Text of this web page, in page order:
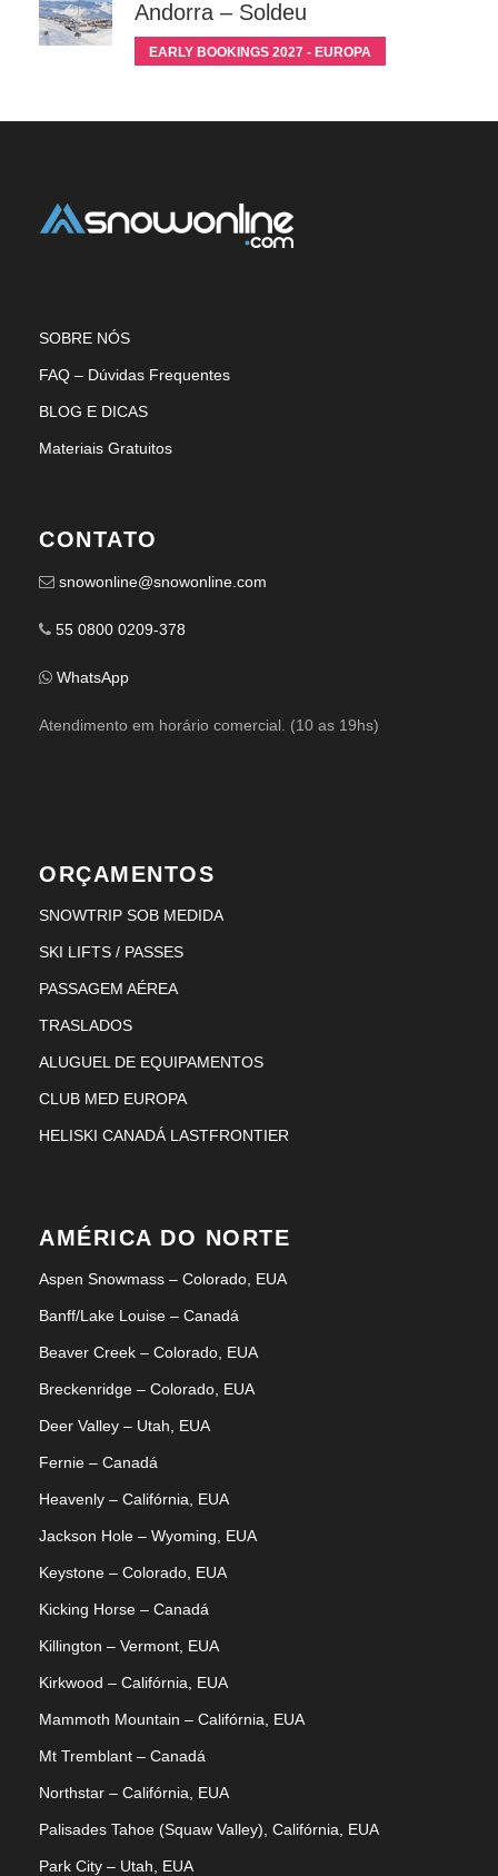
Andorra – Soldeu
EARLY BOOKINGS 2027 - EUROPA
SOBRE NÓS
FAQ – Dúvidas Frequentes
BLOG E DICAS
Materiais Gratuitos
CONTATO
snowonline@snowonline.com
55 0800 0209-378
WhatsApp
Atendimento em horário comercial. (10 as 19hs)
ORÇAMENTOS
SNOWTRIP SOB MEDIDA
SKI LIFTS / PASSES
PASSAGEM AÉREA
TRASLADOS
ALUGUEL DE EQUIPAMENTOS
CLUB MED EUROPA
HELISKI CANADÁ LASTFRONTIER
AMÉRICA DO NORTE
Aspen Snowmass – Colorado, EUA
Banff/Lake Louise – Canadá
Beaver Creek – Colorado, EUA
Breckenridge – Colorado, EUA
Deer Valley – Utah, EUA
Fernie – Canadá
Heavenly – Califórnia, EUA
Jackson Hole – Wyoming, EUA
Keystone – Colorado, EUA
Kicking Horse – Canadá
Killington – Vermont, EUA
Kirkwood – Califórnia, EUA
Mammoth Mountain – Califórnia, EUA
Mt Tremblant – Canadá
Northstar – Califórnia, EUA
Palisades Tahoe (Squaw Valley), Califórnia, EUA
Park City – Utah, EUA